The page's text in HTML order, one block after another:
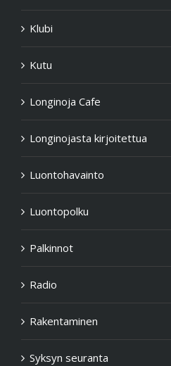
Klubi
Kutu
Longinoja Cafe
Longinojasta kirjoitettua
Luontohavainto
Luontopolku
Palkinnot
Radio
Rakentaminen
Syksyn seuranta